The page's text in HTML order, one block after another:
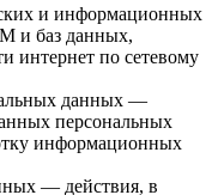
и информационных
и баз данных,
интернет по сетевому
данных —
персональных
информационных
— действия, в